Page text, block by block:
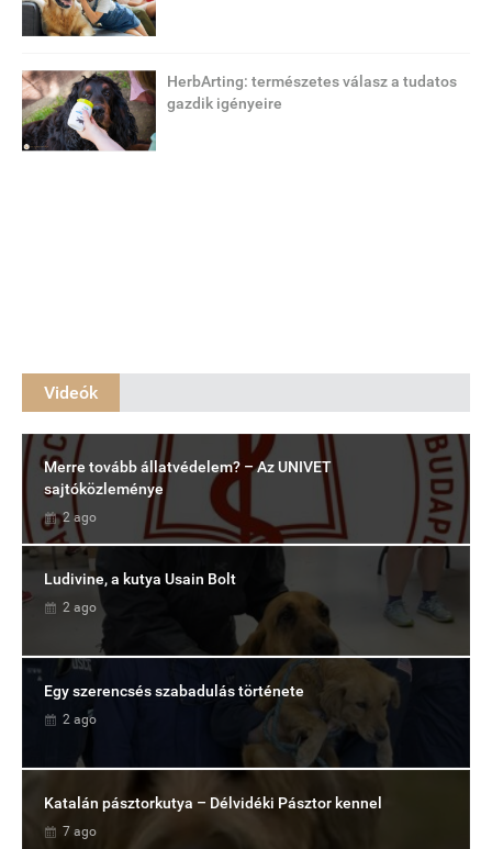
HerbArting: természetes válasz a tudatos
gazdik igényeire
Videók
Merre tovább állatvédelem? – Az UNIVET
sajtóközleménye
2 ago
Ludivine, a kutya Usain Bolt
2 ago
Egy szerencsés szabadulás története
2 ago
Katalán pásztorkutya – Délvidéki Pásztor kennel
7 ago